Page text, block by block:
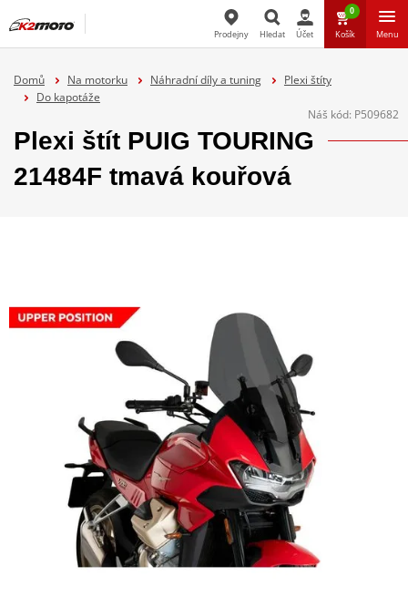
Prodejny Hledat Účet
0
Košík Menu
Domů Na motorku Náhradní díly a tuning
Plexi štíty
Do kapotáže
Náš kód: P509682
Plexi štít PUIG TOURING
21484F tmavá kouřová